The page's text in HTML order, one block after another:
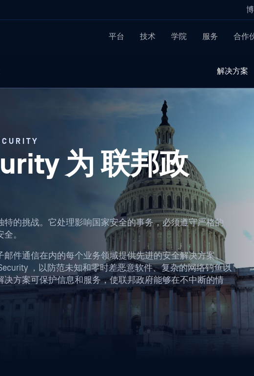
平台 技术 学院 服务 合作
解决方案
为 联邦政
的挑战。它处理影响国家安全的事务，必须遵守严格的
。
件通信在内的每个业务领域提供先进的安全解决方案。
Security ，以防范未知和零时差恶意软件、复杂的网络钓鱼以
方案可保护信息和服务，使联邦政府能够在不中断的情